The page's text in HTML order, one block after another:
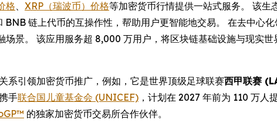
格、 XRP（瑞波币）价格等加密货币行情提供一站式服务。 该
链上代币的互操作性，帮助用户更智能地交易。 在去中心化
场景。 该应用服务超 8,000 万用户，将区块链基础设施与现实
系引领加密货币推广，例如，它是世界顶级足球联赛西甲联赛
手联合国儿童基金会 (UNICEF) ，计划在 2027 年前为 110 万
的独家加密货币交易所合作伙伴。